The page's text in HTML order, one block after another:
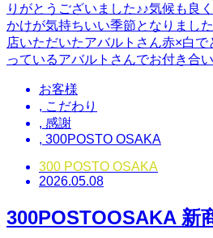
りがとうございました♪♪気候も良
かけが気持ちいい季節となりまし
店いただいたアバルトさん赤×白で
っているアバルトさんでお付き合
お客様
, こだわり
, 感謝
, 300POSTO OSAKA
300 POSTO OSAKA
2026.05.08
300POSTOOSAKA 新